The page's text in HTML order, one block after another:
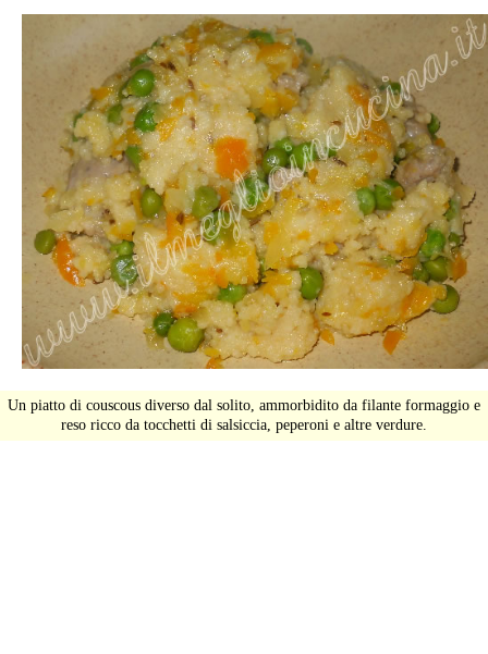
Un piatto di couscous diverso dal solito, ammorbidito da filante formaggio e
reso ricco da tocchetti di salsiccia, peperoni e altre verdure.